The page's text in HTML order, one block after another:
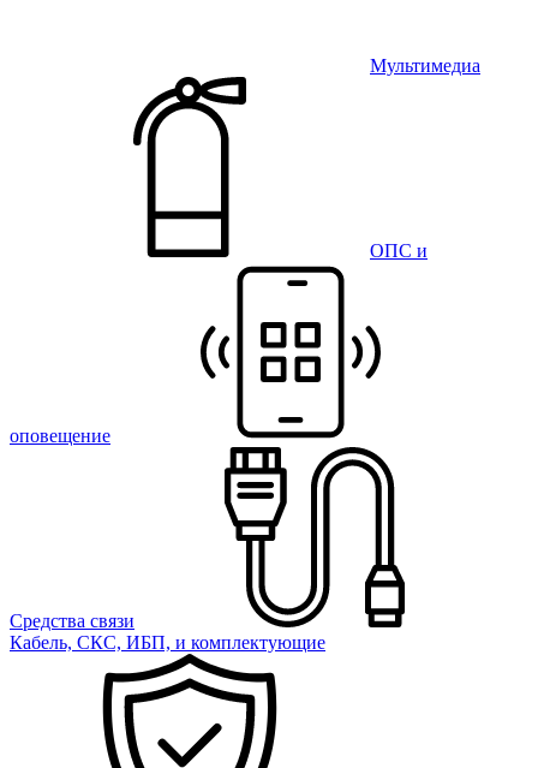
Мультимедиа
ОПС и
оповещение
Средства связи
Кабель, СКС, ИБП, и комплектующие